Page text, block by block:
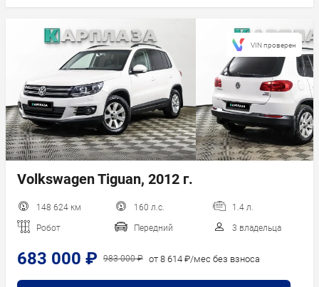
Volkswagen Tiguan, 2012 г.
148 624 км 160 л.с. 1.4 л.
Робот Передний 3 владельца
683 000 ₽ 983 000 ₽ от 8 614 ₽/мес без взноса
VIN проверен